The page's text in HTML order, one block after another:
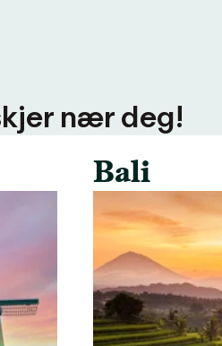
nær deg!
Bali